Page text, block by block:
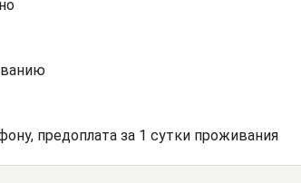
предоплата за 1 сутки проживания